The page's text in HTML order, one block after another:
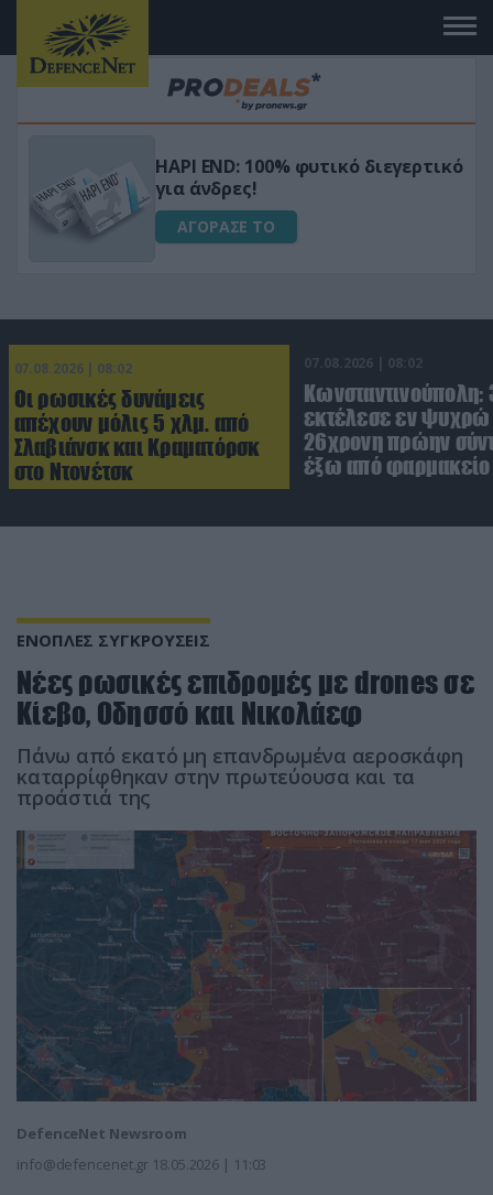
Μεταμόρφωσε τον κήπο σου με το
Ultra Box Μίνι Αλυσοπρίονο με
μπαταρία λιθίου
ΑΓΟΡΑΣΕ ΤΟ
07.08.2026 | 08:02
Οι ρωσικές δυνάμεις
απέχουν μόλις 5 χλμ. από
Σλαβιάνσκ και Κραματόρσκ
στο Ντονέτσκ
07.08.2026 | 08:02
Κωνσταντινούπολη:
εκτέλεσε εν ψυχρώ
26χρονη πρώην
έξω από φαρμακείο
ΕΝΟΠΛΕΣ ΣΥΓΚΡΟΥΣΕΙΣ
Νέες ρωσικές επιδρομές με drones σε
Κίεβο, Οδησσό και Νικολάεφ
Πάνω από εκατό μη επανδρωμένα αεροσκάφη
καταρρίφθηκαν στην πρωτεύουσα και τα
προάστιά της
DefenceNet Newsroom
info@defencenet.gr 18.05.2026 | 11:03